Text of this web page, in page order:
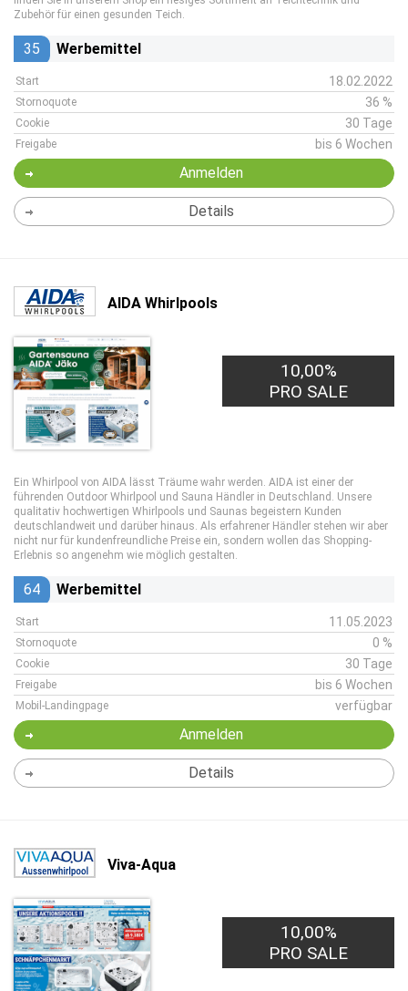
Zubehör für einen gesunden Teich.
35 Werbemittel
Start 18.02.2022
Stornoquote 36 %
Cookie 30 Tage
Freigabe bis 6 Wochen
Anmelden
Details
AIDA Whirlpools
10,00%
PRO SALE
Ein Whirlpool von AIDA lässt Träume wahr werden. AIDA ist einer der
führenden Outdoor Whirlpool und Sauna Händler in Deutschland. Unsere
qualitativ hochwertigen Whirlpools und Saunas begeistern Kunden
deutschlandweit und darüber hinaus. Als erfahrener Händler stehen wir aber
nicht nur für kundenfreundliche Preise ein, sondern wollen das Shopping-
Erlebnis so angenehm wie möglich gestalten.
64 Werbemittel
Start 11.05.2023
Stornoquote 0 %
Cookie 30 Tage
Freigabe bis 6 Wochen
Mobil-Landingpage verfügbar
Anmelden
Details
Viva-Aqua
10,00%
PRO SALE